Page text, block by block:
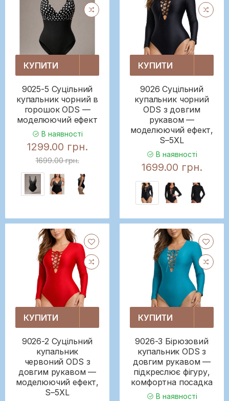
КУПИТИ
9025-5 Суцільний
купальник чорний в
горошок ODS —
моделюючий ефект
В наявності
1299.00 грн.
1699.00 грн.
КУПИТИ
9026 Суцільний
купальник чорний
ODS з довгим
рукавом —
моделюючий ефект,
S–5XL
В наявності
1699.00 грн.
КУПИТИ
9026-2 Суцільний
купальник
червоний ODS з
довгим рукавом —
моделюючий ефект,
S–5XL
КУПИТИ
9026-3 Бірюзовий
купальник ODS з
довгим рукавом —
підкреслює фігуру,
комфортна посадка
В наявності